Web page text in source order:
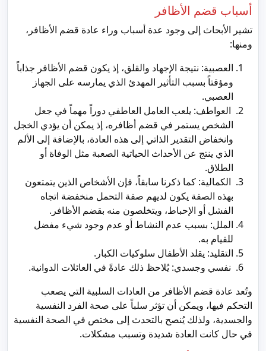
أسباب قضم الأظافر
تشير الأبحاث إلى وجود عدة أسباب وراء عادة قضم الأظافر،
ومنها:
العصبية: نتيجة الإجهاد والقلق، إذ يكون قضم الأظافر جذاباً
ومؤقتاً بسبب التأثير المهدئ الذي يمارسه على الجهاز
العصبي.
العواطف: يلعب العامل العاطفي دوراً مهماً في جعل
الشخص يستمر في قضم أظافره، إذ يمكن أن يؤدي الخجل
وانخفاض التقدير الذاتي إلى هذه العادة، بالإضافة إلى الألم
الذي ينتج عن الأحداث الحياتية الصعبة مثل الوفاة أو
الطلاق.
الكمالية: كما ذكرنا سابقاً، فإن الأشخاص الذين يتمتعون
بهذه الصفة يكون لديهم صفة التحمل منخفضة اتجاه
الفشل أو الإحباط، ويتخلصون منه بقضم الأظافر.
الملل: بسبب عدم النشاط أو عدم وجود شيء مفضل
للقيام به.
التقليد: يقلد الأطفال سلوكيات الكبار.
نفسي وجسدي: يُلاحظ ذلك عادةً في العائلات الدوانية.
وتُعد عادة قضم الأظافر من العادات السلبية التي يصعب
التحكم فيها، ويمكن أن تؤثر سلباً على صحة الفرد النفسية
والجسدية، ولذلك يُنصح بالتحدث إلى مختص في الصحة النفسية
في حال كانت العادة شديدة وتسبب مشكلات.